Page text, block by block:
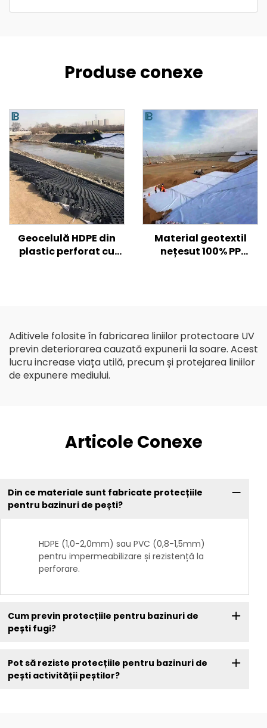
Produse conexe
Geocelulă HDPE din
plastic perforat cu
Material geotextil
nețesut 100% PP
Aditivele folosite în fabricarea liniilor protectoare UV
previn deteriorarea cauzată expunerii la soare. Acest
lucru increase viața utilă, precum și protejarea liniilor
de expunere mediului.
Articole Conexe
Din ce materiale sunt fabricate protecțiile
pentru bazinuri de pești?
HDPE (1,0-2,0mm) sau PVC (0,8-1,5mm)
pentru impermeabilizare și rezistență la
perforare.
Cum previn protecțiile pentru bazinuri de
pești fugi?
Pot să reziste protecțiile pentru bazinuri de
pești activității peștilor?